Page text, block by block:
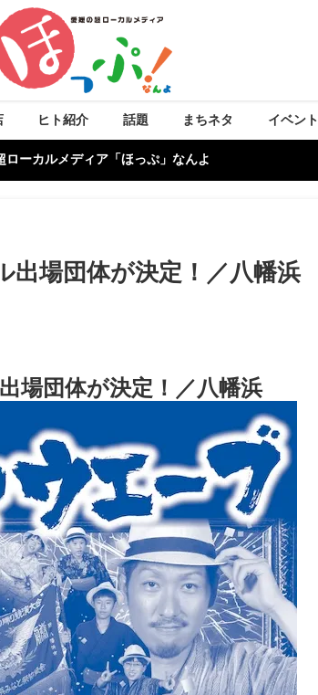
ヒト紹介 話題 まちネタ イベント
ローカルメディア「ほっぷ」なんよ
場団体が決定！／八幡浜
場団体が決定！／八幡浜